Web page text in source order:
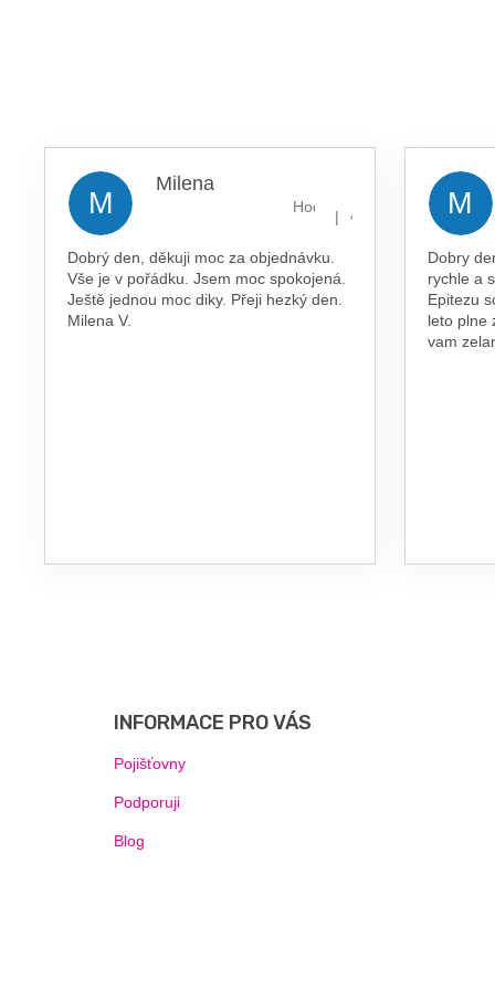
M
Milena
Hodnocení obchodu je 5 z 5
| 4.8.2026
Dobrý den, děkuji moc za objednávku.
Vše je v pořádku. Jsem moc spokojená.
Ještě jednou moc diky. Přeji hezký den.
Milena V.
M
Dobry
rychle a
Epitezu
leto plne
vam
INFORMACE PRO VÁS
Pojišťovny
Podporuji
Blog